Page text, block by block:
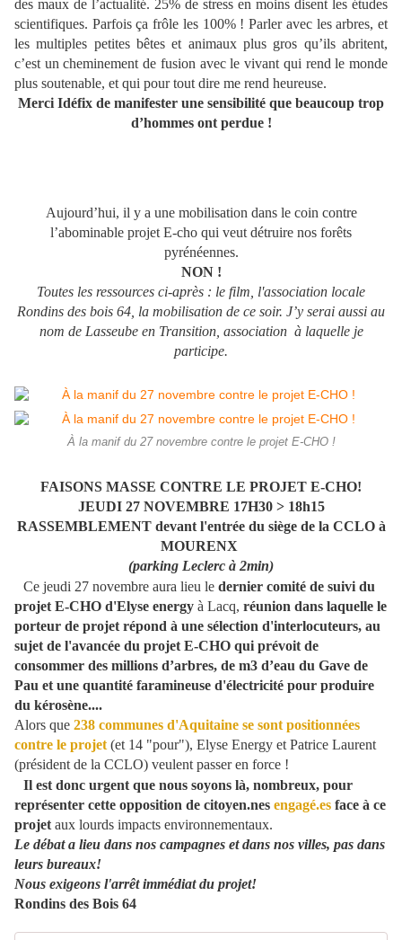
des maux de l’actualité. 25% de stress en moins disent les études
scientifiques. Parfois ça frôle les 100% ! Parler avec les arbres, et
les multiples petites bêtes et animaux plus gros qu’ils abritent,
c’est un cheminement de fusion avec le vivant qui rend le monde
plus soutenable, et qui pour tout dire me rend heureuse.
Merci Idéfix de manifester une sensibilité que beaucoup trop
d’hommes ont perdue !
Aujourd’hui, il y a une mobilisation dans le coin contre
l’abominable projet E-cho qui veut détruire nos forêts
pyrénéennes.
NON !
Toutes les ressources ci-après : le film, l'association locale
Rondins des bois 64, la mobilisation de ce soir. J’y serai aussi au
nom de Lasseube en Transition, association à laquelle je
participe.
À la manif du 27 novembre contre le projet E-CHO !
FAISONS MASSE CONTRE LE PROJET E-CHO!
JEUDI 27 NOVEMBRE 17H30 > 18h15
RASSEMBLEMENT devant l'entrée du siège de la CCLO à
MOURENX
(parking Leclerc à 2min)
Ce jeudi 27 novembre aura lieu le dernier comité de suivi du
projet E-CHO d'Elyse energy à Lacq, réunion dans laquelle le
porteur de projet répond à une sélection d'interlocuteurs, au
sujet de l'avancée du projet E-CHO qui prévoit de
consommer des millions d’arbres, de m3 d’eau du Gave de
Pau et une quantité faramineuse d'électricité pour produire
du kérosène....
Alors que 238 communes d'Aquitaine se sont positionnées
contre le projet (et 14 "pour"), Elyse Energy et Patrice Laurent
(président de la CCLO) veulent passer en force !
Il est donc urgent que nous soyons là, nombreux, pour
représenter cette opposition de citoyen.nes engagé.es face à ce
projet aux lourds impacts environnementaux.
Le débat a lieu dans nos campagnes et dans nos villes, pas dans
leurs bureaux!
Nous exigeons l'arrêt immédiat du projet!
Rondins des Bois 64